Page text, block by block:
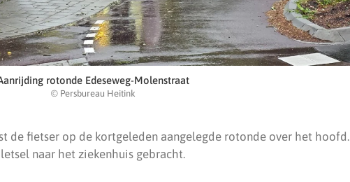
rotonde Edeseweg-Molenstraat
© Persbureau Heitink
de fietser op de kortgeleden aangelegde rotonde over het hoofd.
naar het ziekenhuis gebracht.